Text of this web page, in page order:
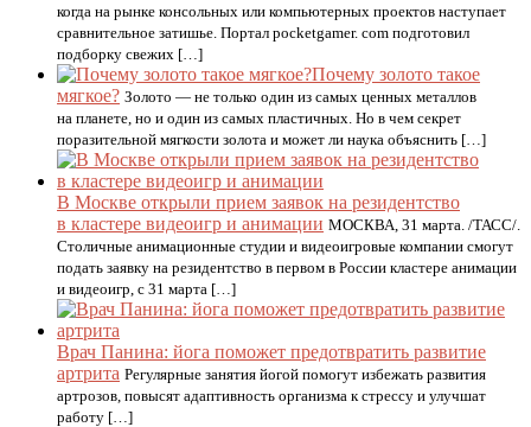
когда на рынке консольных или компьютерных проектов наступает
сравнительное затишье. Портал pocketgamer. com подготовил
подборку свежих […]
Почему золото такое
мягкое? Золото — не только один из самых ценных металлов
на планете, но и один из самых пластичных. Но в чем секрет
поразительной мягкости золота и может ли наука объяснить […]
В Москве открыли прием заявок на резидентство
в кластере видеоигр и анимации МОСКВА, 31 марта. /ТАСС/.
Столичные анимационные студии и видеоигровые компании смогут
подать заявку на резидентство в первом в России кластере анимации
и видеоигр, с 31 марта […]
Врач Панина: йога поможет предотвратить развитие
артрита Регулярные занятия йогой помогут избежать развития
артрозов, повысят адаптивность организма к стрессу и улучшат
работу […]